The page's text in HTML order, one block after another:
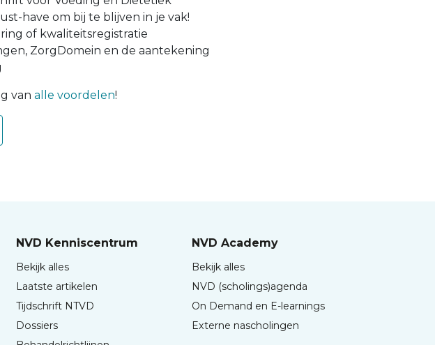
have om bij te blijven in je vak!
of kwaliteitsregistratie
ZorgDomein en de aantekening
van alle voordelen!
NVD Kenniscentrum
Bekijk alles
Laatste artikelen
Tijdschrift NTVD
Dossiers
NVD Academy
Bekijk alles
NVD (scholings)agenda
On Demand en E-learnings
Externe nascholingen